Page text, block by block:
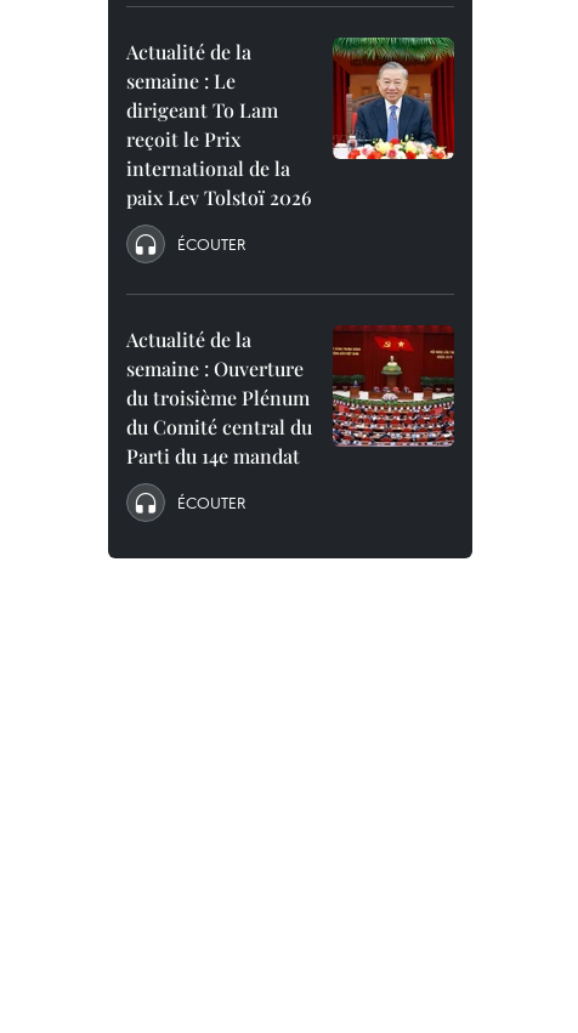
Actualité de la
semaine : Le
dirigeant To Lam
reçoit le Prix
international de la
paix Lev Tolstoï 2026
ÉCOUTER
Actualité de la
semaine : Ouverture
du troisième Plénum
du Comité central du
Parti du 14e mandat
ÉCOUTER